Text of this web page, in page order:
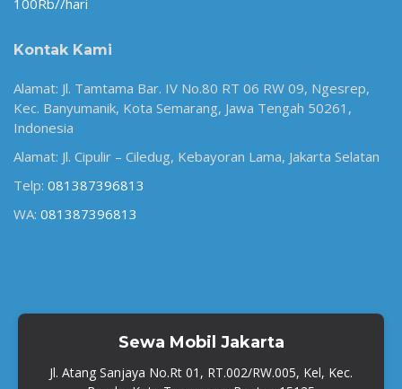
Kontak Kami
Alamat: Jl. Tamtama Bar. IV No.80 RT 06 RW 09, Ngesrep,
Kec. Banyumanik, Kota Semarang, Jawa Tengah 50261,
Indonesia
Alamat: Jl. Cipulir – Ciledug, Kebayoran Lama, Jakarta Selatan
Telp: 081387396813
WA: 081387396813
Sewa Mobil Jakarta
Jl. Atang Sanjaya No.Rt 01, RT.002/RW.005, Kel, Kec.